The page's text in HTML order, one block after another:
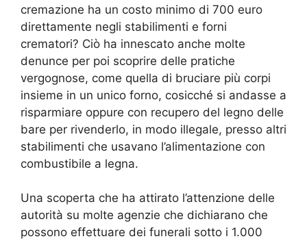
cremazione ha un costo minimo di 700 euro
direttamente negli stabilimenti e forni
crematori? Ciò ha innescato anche molte
denunce per poi scoprire delle pratiche
vergognose, come quella di bruciare più corpi
insieme in un unico forno, cosicché si andasse a
risparmiare oppure con recupero del legno delle
bare per rivenderlo, in modo illegale, presso altri
stabilimenti che usavano l’alimentazione con
combustibile a legna.
Una scoperta che ha attirato l’attenzione delle
autorità su molte agenzie che dichiarano che
possono effettuare dei funerali sotto i 1.000